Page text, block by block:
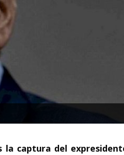
captura del